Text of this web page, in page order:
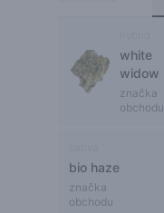
white
widow
značka
obchodu
bio haze
značka
obchodu